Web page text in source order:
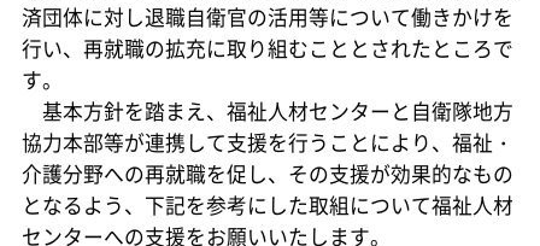
済団体に対し退職自衛官の活用等について働きかけを
行い、再就職の拡充に取り組むこととされたところで
す。
基本方針を踏まえ、福祉人材センターと自衛隊地方
協力本部等が連携して支援を行うことにより、福祉・
介護分野への再就職を促し、その支援が効果的なもの
となるよう、下記を参考にした取組について福祉人材
センターへの支援をお願いいたします。